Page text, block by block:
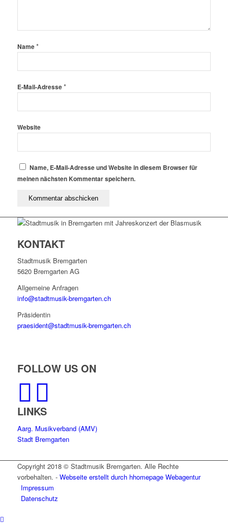
Name*
E-Mail-Adresse*
Website
Name, E-Mail-Adresse und Website in diesem Browser für
meinen nächsten Kommentar speichern.
KONTAKT
Stadtmusik Bremgarten
5620 Bremgarten AG
Allgemeine Anfragen
info@stadtmusik-bremgarten.ch
Präsidentin
praesident@stadtmusik-bremgarten.ch
FOLLOW US ON
LINKS
Aarg. Musikverband (AMV)
Stadt Bremgarten
Copyright 2018 © Stadtmusik Bremgarten. Alle Rechte
vorbehalten. - Webseite erstellt durch hhomepage Webagentur
Impressum
Datenschutz